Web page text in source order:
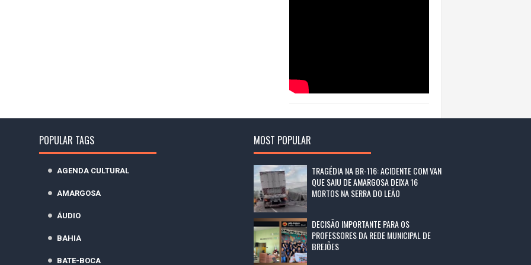
POPULAR TAGS
AGENDA CULTURAL
AMARGOSA
ÁUDIO
BAHIA
BATE-BOCA
MOST POPULAR
TRAGÉDIA NA BR-116: ACIDENTE COM VAN
QUE SAIU DE AMARGOSA DEIXA 16
MORTOS NA SERRA DO LEÃO
DECISÃO IMPORTANTE PARA OS
PROFESSORES DA REDE MUNICIPAL DE
BREJÕES